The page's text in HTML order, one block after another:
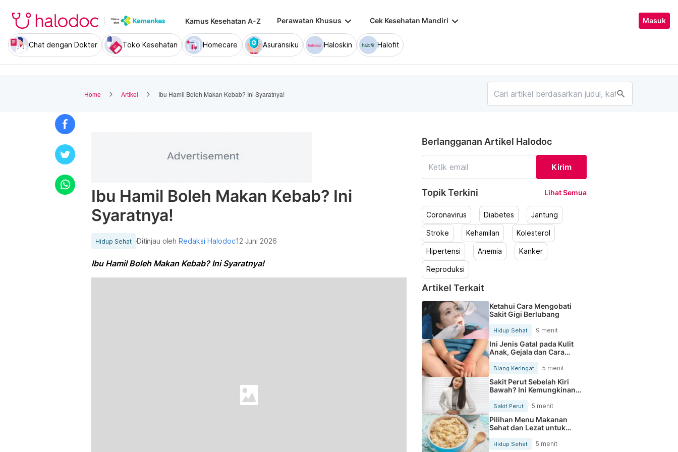
Kamus Kesehatan A-Z Perawatan Khusus keyboard_arrow_down Cek Kesehatan Mandiri keyboard_arrow_down Masuk
Chat dengan Dokter Toko Kesehatan Homecare Asuransiku Haloskin Halofit
Home Artikel Ibu Hamil Boleh Makan Kebab? Ini Syaratnya! search
Ibu Hamil Boleh Makan Kebab? Ini
Syaratnya!
Hidup Sehat Ditinjau olehRedaksi Halodoc12 Juni 2026
Ibu Hamil Boleh Makan Kebab? Ini Syaratnya!
Berlangganan Artikel Halodoc
Kirim
Topik Terkini Lihat Semua
Coronavirus Diabetes Jantung
Stroke Kehamilan Kolesterol
Hipertensi Anemia Kanker
Reproduksi
Artikel Terkait
Ketahui Cara Mengobati
Sakit Gigi Berlubang
Hidup Sehat 9 menit
Ini Jenis Gatal pada Kulit
Anak, Gejala dan Cara
Mengobatinya
Biang Keringat 5 menit
Sakit Perut Sebelah Kiri
Bawah? Ini Kemungkinan
Sakit Perut 5 menit
Pilihan Menu Makanan
Sehat dan Lezat untuk
Mengurangi Kolesterol
Hidup Sehat 5 menit